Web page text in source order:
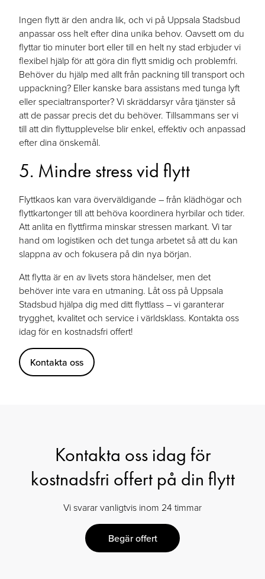
Ingen flytt är den andra lik, och vi på Uppsala Stadsbud
anpassar oss helt efter dina unika behov. Oavsett om du
flyttar tio minuter bort eller till en helt ny stad erbjuder vi
flexibel hjälp för att göra din flytt smidig och problemfri.
Behöver du hjälp med allt från packning till transport och
uppackning? Eller kanske bara assistans med tunga lyft
eller specialtransporter? Vi skräddarsyr våra tjänster så
att de passar precis det du behöver. Tillsammans ser vi
till att din flyttupplevelse blir enkel, effektiv och anpassad
efter dina önskemål.
5. Mindre stress vid flytt
Flyttkaos kan vara överväldigande – från klädhögar och
flyttkartonger till att behöva koordinera hyrbilar och tider.
Att anlita en flyttfirma minskar stressen markant. Vi tar
hand om logistiken och det tunga arbetet så att du kan
slappna av och fokusera på din nya början.
Att flytta är en av livets stora händelser, men det
behöver inte vara en utmaning. Låt oss på Uppsala
Stadsbud hjälpa dig med ditt flyttlass – vi garanterar
trygghet, kvalitet och service i världsklass. Kontakta oss
idag för en kostnadsfri offert!
Kontakta oss
Kontakta oss idag för
kostnadsfri offert på din flytt
Vi svarar vanligtvis inom 24 timmar
Begär offert